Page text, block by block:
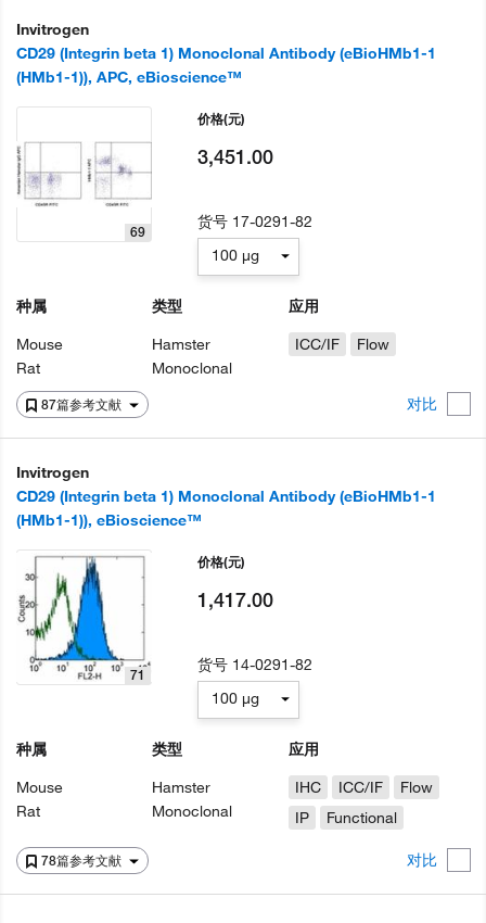
Invitrogen
CD29 (Integrin beta 1) Monoclonal Antibody (eBioHMb1-1
(HMb1-1)), APC, eBioscience™
87篇参考文献 对比
69
种属
Mouse
Rat
类型
Hamster
Monoclonal
应用
ICC/IF
Flow
价格(元)
3,451.00
货号 17-0291-82
100 µg
Invitrogen
CD29 (Integrin beta 1) Monoclonal Antibody (eBioHMb1-1
(HMb1-1)), eBioscience™
78篇参考文献 对比
71
种属
Mouse
Rat
类型
Hamster
Monoclonal
应用
IHC
ICC/IF
Flow
IP
Functional
价格(元)
1,417.00
货号 14-0291-82
100 µg